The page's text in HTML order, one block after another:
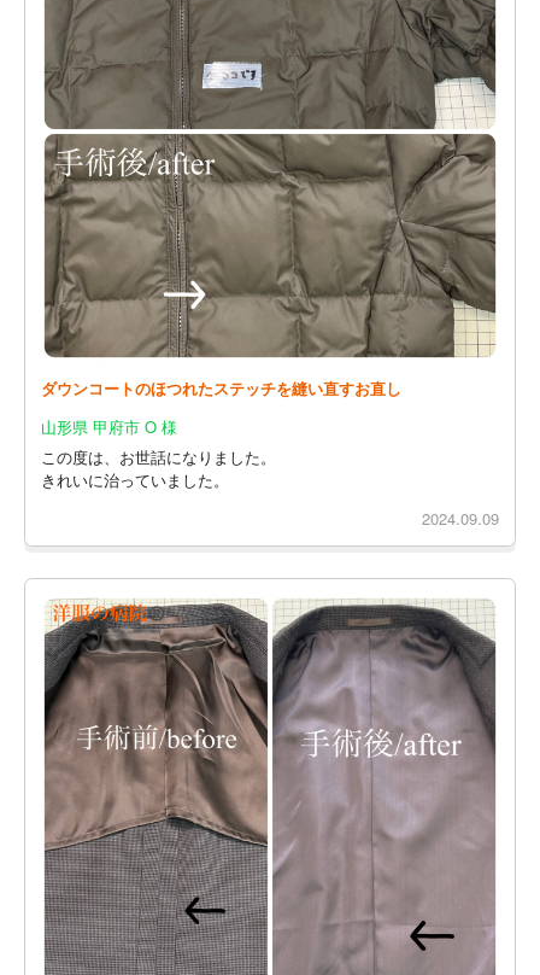
ダウンコートのほつれたステッチを縫い直すお直し
山形県 甲府市 O 様
この度は、お世話になりました。
きれいに治っていました。
2024.09.09